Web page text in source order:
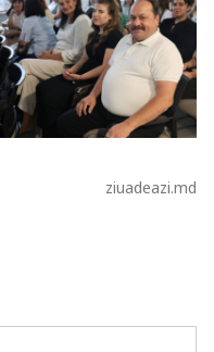
ziuadeazi.md